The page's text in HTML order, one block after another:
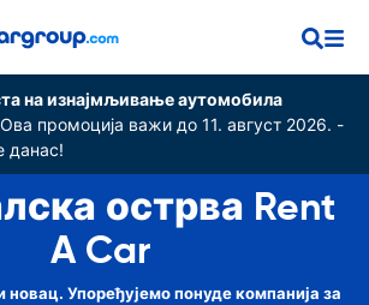
на изнајмљивање аутомобила
Ова промоција важи до 11. август 2026. -
данас!
острва Rent
A Car
Упоређујемо понуде компанија за